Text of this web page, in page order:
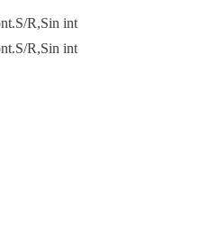
R,Sin int
R,Sin int